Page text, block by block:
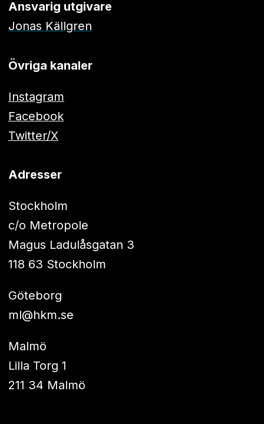
Ansvarig utgivare
Jonas Källgren
Övriga kanaler
Instagram
Facebook
Twitter/X
Adresser
Stockholm
c/o Metropole
Magus Ladulåsgatan 3
118 63 Stockholm
Göteborg
ml@hkm.se
Malmö
Lilla Torg 1
211 34 Malmö